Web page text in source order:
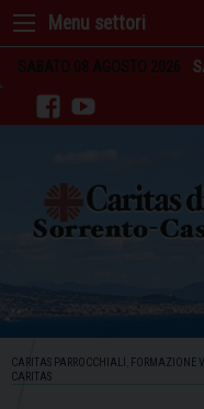
Skip
content
SABATO 08 AGOSTO 2026
facebookyoutube
CARITAS PARROCCHIALI FORMAZIONE
CARITAS